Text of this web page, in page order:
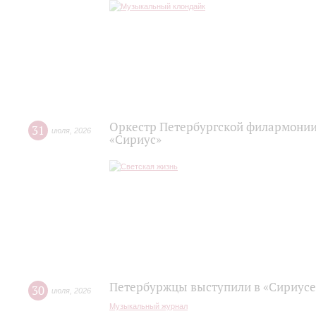
31 июля 2026
Оркестр Петербургской
«Сириус»
30 июля 2026 Петербуржцы выступили в
Музыкальный журнал